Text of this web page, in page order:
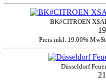
BK#CITROEN
Preis inkl. 19.00%
Düsseldorf